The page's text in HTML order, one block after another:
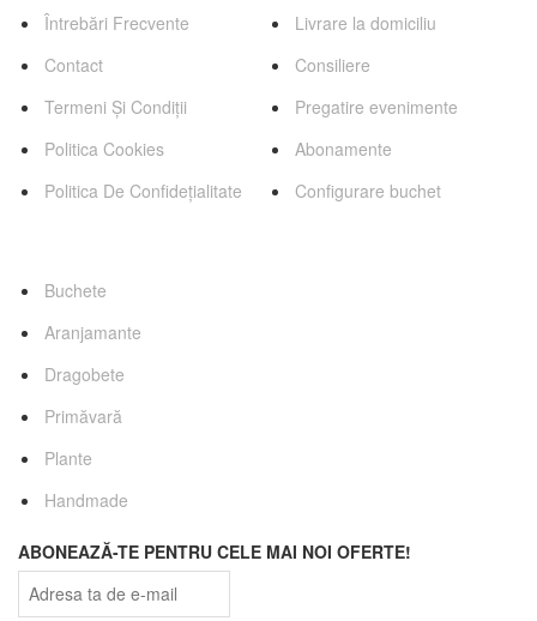
Întrebări Frecvente
Contact
Termeni Și Condiții
Politica Cookies
Politica De Confidețialitate
Livrare la domiciliu
Consiliere
Pregatire evenimente
Abonamente
Configurare buchet
Buchete
Aranjamante
Dragobete
Primăvară
Plante
Handmade
ABONEAZĂ-TE PENTRU CELE MAI NOI OFERTE!